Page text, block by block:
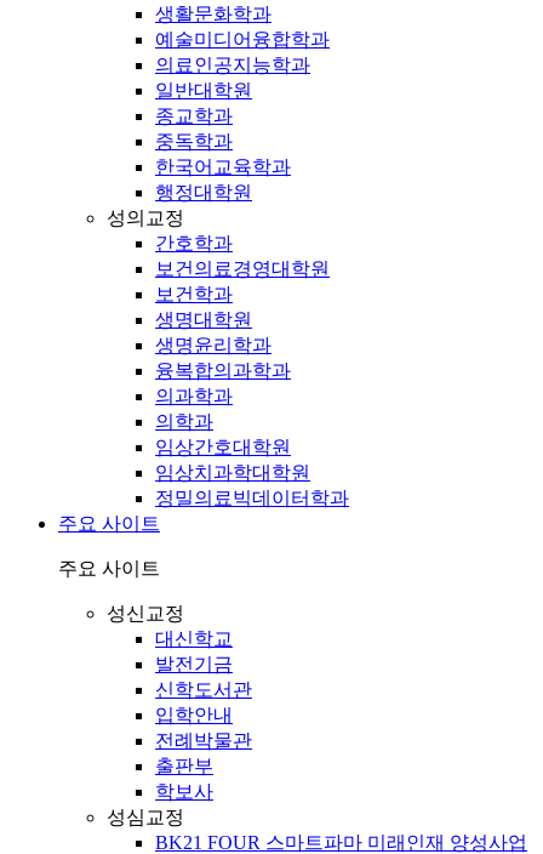
생활문화학과
예술미디어융합학과
의료인공지능학과
일반대학원
종교학과
중독학과
한국어교육학과
행정대학원
성의교정
간호학과
보건의료경영대학원
보건학과
생명대학원
생명윤리학과
융복합의과학과
의과학과
의학과
임상간호대학원
임상치과학대학원
정밀의료빅데이터학과
주요 사이트
주요 사이트
성신교정
대신학교
발전기금
신학도서관
입학안내
전례박물관
출판부
학보사
성심교정
BK21 FOUR 스마트파마 미래인재 양성사업